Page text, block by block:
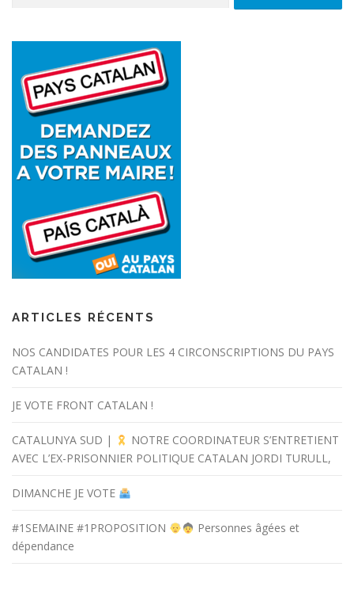
ARTICLES RÉCENTS
NOS CANDIDATES POUR LES 4 CIRCONSCRIPTIONS DU PAYS
CATALAN !
JE VOTE FRONT CATALAN !
CATALUNYA SUD |
NOTRE COORDINATEUR S’ENTRETIENT
AVEC L’EX-PRISONNIER POLITIQUE CATALAN JORDI TURULL,
DIMANCHE JE VOTE
#1SEMAINE #1PROPOSITION
Personnes âgées et
dépendance